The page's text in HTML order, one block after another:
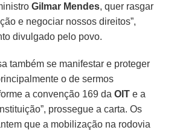
Gilmar Mendes, quer rasgar
e negociar nossos direitos”,
divulgado pelo povo.
também se manifestar e proteger
o de sermos
a convenção 169 daOIT e a
prossegue a carta. Os
que a mobilização na rodovia